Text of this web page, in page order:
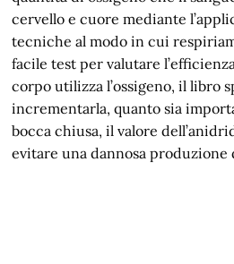
cervello e cuore mediante
tecniche al modo in cui
facile test per valutare
corpo utilizza l’ossigeno, il libro
incrementarla, quanto sia
bocca chiusa, il valore
evitare una dannosa